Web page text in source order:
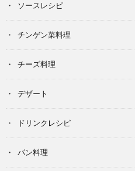
ソースレシピ
チンゲン菜料理
チーズ料理
デザート
ドリンクレシピ
パン料理